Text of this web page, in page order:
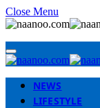
Close Menu
NEWS
LIFESTYLE